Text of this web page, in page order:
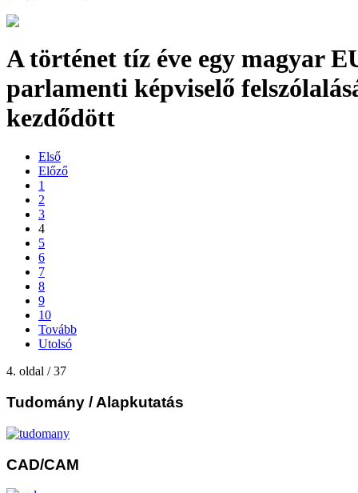
A történet tíz éve egy magyar
parlamenti képviselő
kezdődött
Első
Előző
1
2
3
4
5
6
7
8
9
10
Tovább
Utolsó
4. oldal / 37
Tudomány / Alapkutatás
CAD/CAM